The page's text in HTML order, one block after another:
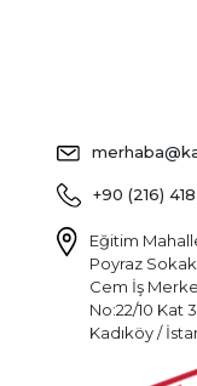
+90 (216)
Eğitim
Poyraz Sokak
Cem İş
No:22/10 Kat 3
Kadıköy /